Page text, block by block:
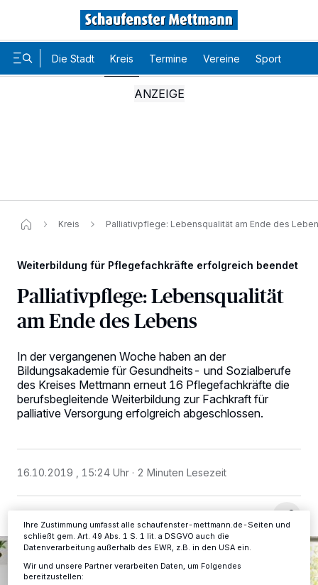
Die Stadt Kreis Termine Vereine Sport
Kreis Palliativpflege: Lebensqualität am Ende des
Weiterbildung für Pflegefachkräfte erfolgreich beendet
Palliativpflege: Lebensqualität
am Ende des Lebens
In der vergangenen Woche haben an der
Bildungsakademie für Gesundheits- und Sozialberufe
des Kreises Mettmann erneut 16 Pflegefachkräfte die
berufsbegleitende Weiterbildung zur Fachkraft für
palliative Versorgung erfolgreich abgeschlossen.
16.10.2019 , 15:24 Uhr 2 Minuten Lesezeit
Wir und unsere 218-Partner speichern und greifen auf
personenbezogene Daten wie Browserdaten oder eindeutige
Kennungen auf Ihrem Gerät zu. Durch Auswahl von OK aktivieren Sie
Tracking-Technologien für die unter „Wir und unsere Partner
Anzeigen möglicherweise nicht mehr so relevant für Sie. Sie können
ändern oder Ihre Einwilligung zu widerrufen, indem Sie auf den Link
Ihre Einstellungen gelten innerhalb unseres Website. Weitere
Ihre Zustimmung umfasst alle schaufenster-mettmann.de-Seiten und
schließt gem. Art. 49 Abs. 1 S. 1 lit. a DSGVO auch die
Datenverarbeitung außerhalb des EWR, z.B. in den USA ein.
Wir und unsere Partner verarbeiten Daten, um Folgendes
bereitzustellen: